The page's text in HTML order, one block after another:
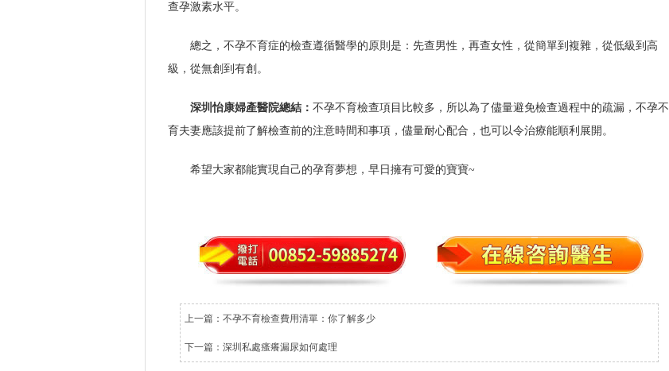
查孕激素水平。
總之，不孕不育症的檢查遵循醫學的原則是：先查男性，再查女性，從簡單到複雜，從低級到高
級，從無創到有創。
深圳怡康婦產醫院總結： 不孕不育檢查項目比較多，所以為了儘量避免檢查過程中的疏漏，不孕不
育夫妻應該提前了解檢查前的注意時間和事項，儘量耐心配合，也可以令治療能順利展開。
希望大家都能實現自己的孕育夢想，早日擁有可愛的寶寶~
上一篇： 不孕不育檢查費用清單：你了解多少
下一篇： 深圳私處瘙癢漏尿如何處理